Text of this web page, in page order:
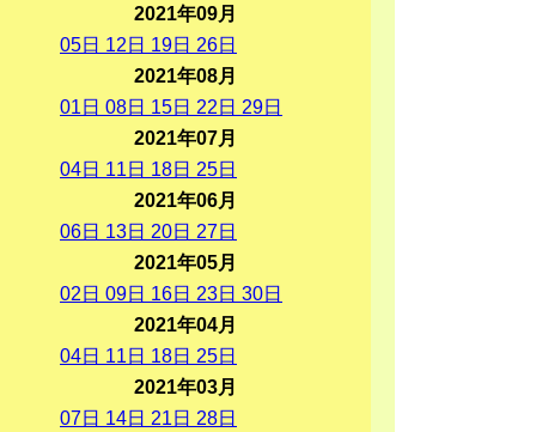
2021年09月
05日 12 日 19日 26日
2021年08月
01 日 08日 15日 22 日 29日
2021年07月
04日 11 日 18日 25日
2021年06月
06日 13日 20日 27日
2021年05月
02 日 09日 16日 23日 30日
2021年04月
04日 11 日 18日 25日
2021年03月
07日 14日 21 日 28日